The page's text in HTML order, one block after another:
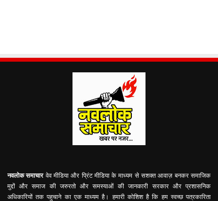
नवलोक समाचारवेव मीडिया और प्रिंट मीडिया के माध्यम से सशक्त आवाज़ बनकर समाजिक
मुद्दों और समाज की जरुरतो और समस्याओं की जानकारी सरकार और प्रशासनिक
अधिकारियों तक पहुचाने का एक माध्यम है। हमारी कोशिश है कि हम स्वच्छ पत्रकारिता